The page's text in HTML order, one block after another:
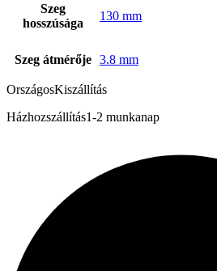
Szeg
hosszúsága
130 mm
Szeg átmérője 3.8 mm
OrszágosKiszállítás
Házhozszállítás1-2 munkanap